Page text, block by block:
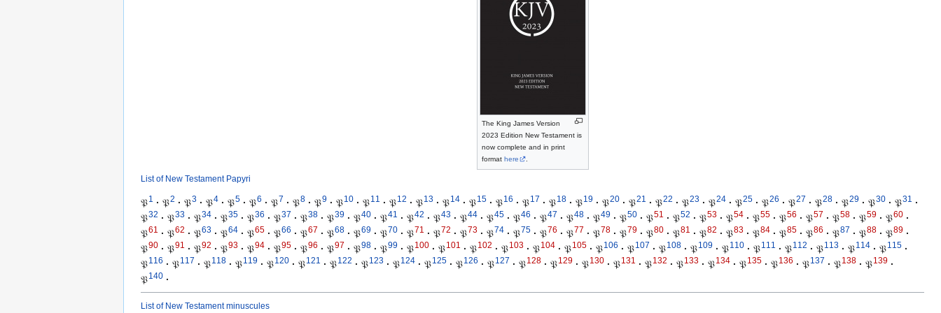
The King James Version
2023 Edition New Testament is
now complete and in print
format here .
List of New Testament Papyri
𝔓1 · 𝔓2 · 𝔓3 · 𝔓4 · 𝔓5 · 𝔓6 · 𝔓7 · 𝔓8 · 𝔓9 · 𝔓10 · 𝔓11 · 𝔓12 · 𝔓13 · 𝔓14 · 𝔓15 · 𝔓16 · 𝔓17 · 𝔓18 · 𝔓19 · 𝔓20 · 𝔓21 · 𝔓22 · 𝔓23 · 𝔓24 · 𝔓25 · 𝔓26 · 𝔓27 · 𝔓28 · 𝔓29 · 𝔓30 · 𝔓31
·
𝔓32 · 𝔓33 · 𝔓34 · 𝔓35 · 𝔓36 · 𝔓37 · 𝔓38 · 𝔓39 · 𝔓40 · 𝔓41 · 𝔓42 · 𝔓43 · 𝔓44 · 𝔓45 · 𝔓46 · 𝔓47 · 𝔓48 · 𝔓49 · 𝔓50 · 𝔓51 · 𝔓52 · 𝔓53 · 𝔓54 · 𝔓55 · 𝔓56 · 𝔓57 · 𝔓58 · 𝔓59 · 𝔓60 ·
𝔓61 · 𝔓62 · 𝔓63 · 𝔓64 · 𝔓65 · 𝔓66 · 𝔓67 · 𝔓68 · 𝔓69 · 𝔓70 · 𝔓71 · 𝔓72 · 𝔓73 · 𝔓74 · 𝔓75 · 𝔓76 · 𝔓77 · 𝔓78 · 𝔓79 · 𝔓80 · 𝔓81 · 𝔓82 · 𝔓83 · 𝔓84 · 𝔓85 · 𝔓86 · 𝔓87 · 𝔓88 · 𝔓89 ·
𝔓90 · 𝔓91 · 𝔓92 · 𝔓93 · 𝔓94 · 𝔓95 · 𝔓96 · 𝔓97 · 𝔓98 · 𝔓99 · 𝔓100 · 𝔓101 · 𝔓102 · 𝔓103 · 𝔓104 · 𝔓105 · 𝔓106 · 𝔓107 · 𝔓108 · 𝔓109 · 𝔓110 · 𝔓111 · 𝔓112 · 𝔓113 · 𝔓114 · 𝔓115 ·
𝔓116 · 𝔓117 · 𝔓118 · 𝔓119 · 𝔓120 · 𝔓121 · 𝔓122 · 𝔓123 · 𝔓124 · 𝔓125 · 𝔓126 · 𝔓127 · 𝔓128 · 𝔓129 · 𝔓130 · 𝔓131 · 𝔓132 · 𝔓133 · 𝔓134 · 𝔓135 · 𝔓136 · 𝔓137 · 𝔓138 · 𝔓139 ·
𝔓140 ·
List of New Testament minuscules